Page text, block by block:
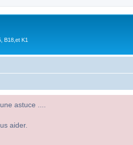
B18,et K1
astuce ....
aider.